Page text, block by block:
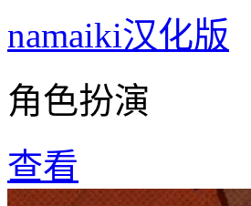
namaiki汉化版
角色扮演
查看